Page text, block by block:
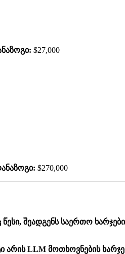
$27,000
$270,000
შეადგენს საერთო
არის LLM მოთხოვნების